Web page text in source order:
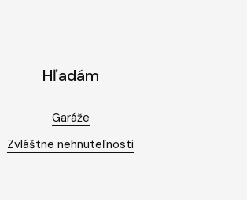
Hľadám
Garáže
Zvláštne nehnuteľnosti